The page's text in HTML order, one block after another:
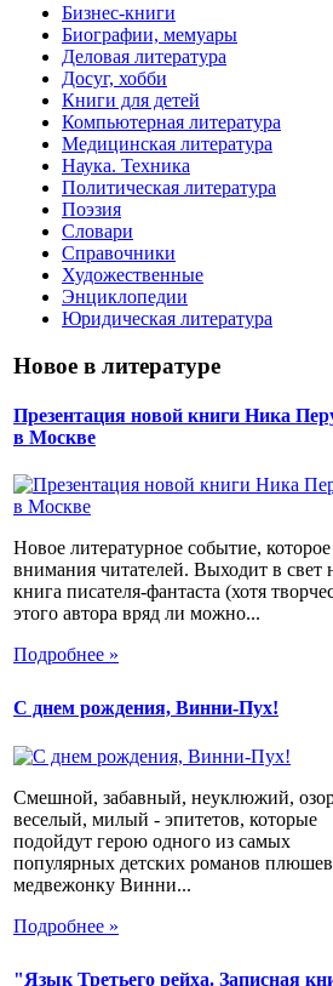
Бизнес-книги
Биографии, мемуары
Деловая литература
Досуг, хобби
Книги для детей
Компьютерная литература
Медицинская литература
Наука. Техника
Политическая литература
Поэзия
Словари
Справочники
Художественные
Энциклопедии
Юридическая литература
Новое в литературе
Презентация новой книги Ника
в Москве
Новое литературное событие,
внимания читателей. Выходит в свет
книга писателя-фантаста (хотя
этого автора вряд ли можно...
Подробнее »
С днем рождения, Винни-Пух!
Смешной, забавный, неуклюжий,
веселый, милый - эпитетов, которые
подойдут герою одного из самых
популярных детских романов
медвежонку Винни...
Подробнее »
"Язык Третьего рейха. Записная